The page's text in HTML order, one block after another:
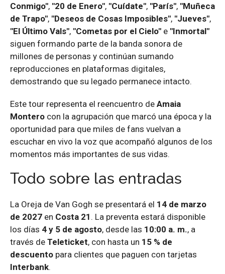
Conmigo", "20 de Enero", "Cuídate", "París", "Muñeca
de Trapo", "Deseos de Cosas Imposibles", "Jueves",
"El Último Vals", "Cometas por el Cielo" e "Inmortal"
siguen formando parte de la banda sonora de
millones de personas y continúan sumando
reproducciones en plataformas digitales,
demostrando que su legado permanece intacto.
Este tour representa el reencuentro de Amaia
Montero con la agrupación que marcó una época y la
oportunidad para que miles de fans vuelvan a
escuchar en vivo la voz que acompañó algunos de los
momentos más importantes de sus vidas.
Todo sobre las entradas
La Oreja de Van Gogh se presentará el 14 de marzo
de 2027 en Costa 21 . La preventa estará disponible
los días 4 y 5 de agosto, desde las 10:00 a. m., a
través de Teleticket, con hasta un 15 % de
descuento para clientes que paguen con tarjetas
Interbank.